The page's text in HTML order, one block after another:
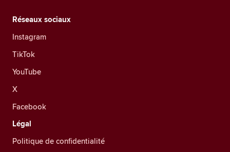
Réseaux sociaux
Instagram
TikTok
YouTube
X
Facebook
Légal
Politique de confidentialité